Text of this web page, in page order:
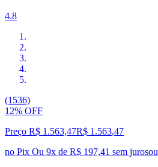
4.8
(1536)
12% OFF
Preço R$ 1.563,47R$ 1.563,47
no Pix Ou 9x de R$ 197,41 sem jurosou